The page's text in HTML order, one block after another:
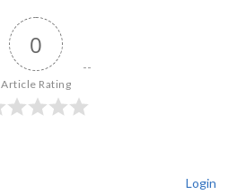
0
Article Rating
Login